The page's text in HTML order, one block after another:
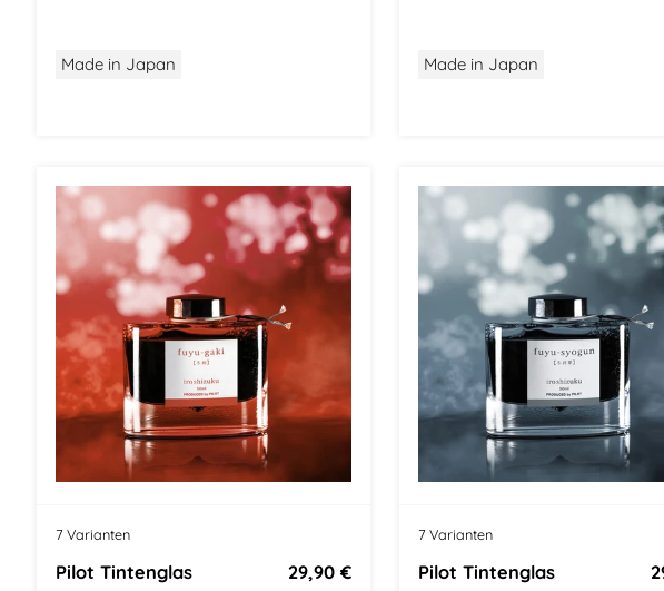
Made in Japan Made in Japan
7 Varianten
Pilot Tintenglas 29,90 €
7 Varianten
Pilot Tintenglas